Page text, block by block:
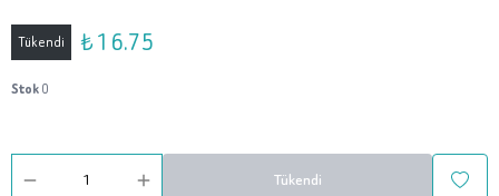
Tükendi ₺ 16.75
Stok0
Tükendi